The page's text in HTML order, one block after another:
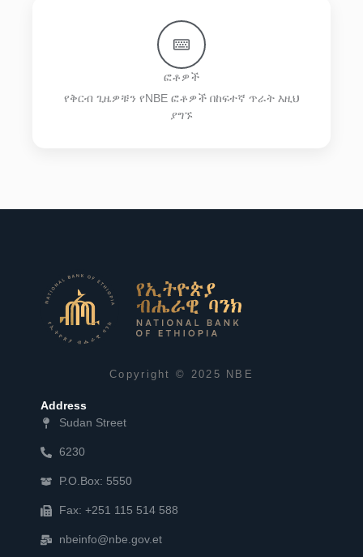
ፎቶዎች
የቅርብ ጊዜዎቹን የNBE ፎቶዎች በከፍተኛ ጥራት እዚህ
ያግኙ
Copyright © 2025 NBE
Address
Sudan Street
6230
P.O.Box: 5550
Fax: +251 115 514 588
nbeinfo@nbe.gov.et